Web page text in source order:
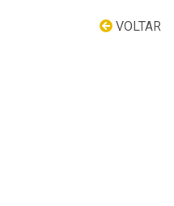
VOLTAR